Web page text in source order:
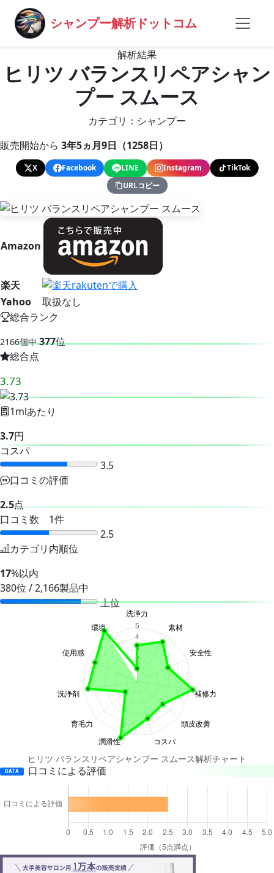
シャンプー解析ドットコム
解析結果
ヒリツ バランスリペアシャン
プー スムース
カテゴリ：シャンプー
販売開始から 3年5ヵ月9日（1258日）
X Facebook LINE Instagram
TikTok
URLコピー
Amazon
楽天
Yahoo
取扱なし
総合ランク
2166個中 377位
総合点
3.73
1mlあたり
3.7円
コスパ
3.5
口コミの評価
2.5点
口コミ数 1件
2.5
カテゴリ内順位
17%以内
380位 / 2,166製品中
上位
ヒリツ バランスリペアシャンプー スムース解析チャート
DATA 口コミによる評価